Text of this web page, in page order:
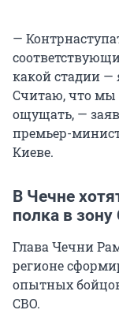
—
какой стадии —
Считаю, что мы
ощущать, —
премьер-
Киеве.
В Чечне
полка в
Глава Чечни
регионе
опытных
СВО.